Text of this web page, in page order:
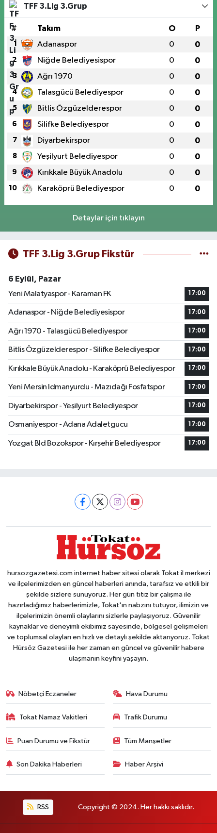
TFF 3.Lig 3.Grup
# Takım O P
1 Adanaspor 0 0
2 Niğde Belediyesispor 0 0
3 Ağrı 1970 0 0
4 Talasgücü Belediyespor 0 0
5 Bitlis Özgüzelderespor 0 0
6 Silifke Belediyespor 0 0
7 Diyarbekirspor 0 0
8 Yeşilyurt Belediyespor 0 0
9 Kırıkkale Büyük Anadolu 0 0
10 Karaköprü Belediyespor 0 0
Detaylar için tıklayın
TFF 3.Lig 3.Grup Fikstür
6 Eylül, Pazar
Yeni Malatyaspor - Karaman FK
17:00
Adanaspor - Niğde Belediyesispor 17:00
Ağrı 1970 - Talasgücü Belediyespor 17:00
Bitlis Özgüzelderespor - Silifke Belediyespor 17:00
Kırıkkale Büyük Anadolu - Karaköprü Belediyespor 17:00
Yeni Mersin Idmanyurdu - Mazıdağı Fosfatspor 17:00
Diyarbekirspor - Yeşilyurt Belediyespor 17:00
Osmaniyespor - Adana Adaletgucu 17:00
Yozgat Bld Bozokspor - Kırşehir Belediyespor 17:00
hursozgazetesi.com internet haber sitesi olarak Tokat il merkezi
ve ilçelerimizden en güncel haberleri anında, tarafsız ve etkili bir
şekilde sizlere sunuyoruz. Her gün titiz bir çalışma ile
hazırladığımız haberlerimizle, Tokat'ın nabzını tutuyor, ilimizin ve
ilçelerimizin önemli olaylarını sizlerle paylaşıyoruz. Güvenilir
kaynaklar ve deneyimli ekibimiz sayesinde, bölgesel gelişmeleri
ve toplumsal olayları en hızlı ve detaylı şekilde aktarıyoruz. Tokat
Hürsöz Gazetesi ile her zaman en güncel ve güvenilir habere
ulaşmanın keyfini yaşayın.
Nöbetçi Eczaneler Hava Durumu
Tokat Namaz Vakitleri Trafik Durumu
Puan Durumu ve Fikstür Tüm Manşetler
Son Dakika Haberleri Haber Arşivi
RSS Copyright © 2024. Her hakkı saklıdır.